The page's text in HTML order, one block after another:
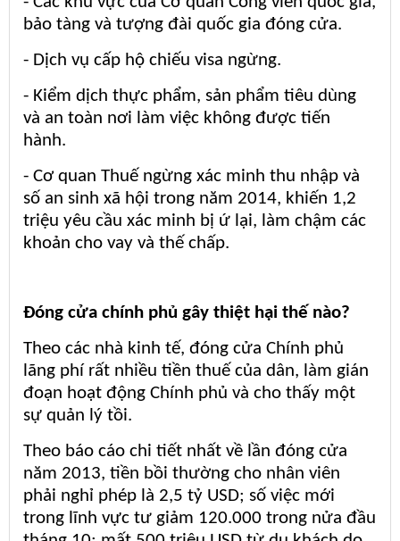
bảo tàng và tượng đài quốc gia đóng cửa.
- Dịch vụ cấp hộ chiếu visa ngừng.
- Kiểm dịch thực phẩm, sản phẩm tiêu dùng
và an toàn nơi làm việc không được tiến
hành.
- Cơ quan Thuế ngừng xác minh thu nhập và
số an sinh xã hội trong năm 2014, khiến 1,2
triệu yêu cầu xác minh bị ứ lại, làm chậm các
khoản cho vay và thế chấp.
Đóng cửa chính phủ gây thiệt hại thế nào?
Theo các nhà kinh tế, đóng cửa Chính phủ
lãng phí rất nhiều tiền thuế của dân, làm gián
đoạn hoạt động Chính phủ và cho thấy một
sự quản lý tồi.
Theo báo cáo chi tiết nhất về lần đóng cửa
năm 2013, tiền bồi thường cho nhân viên
phải nghỉ phép là 2,5 tỷ USD; số việc mới
trong lĩnh vực tư giảm 120.000 trong nửa đầu